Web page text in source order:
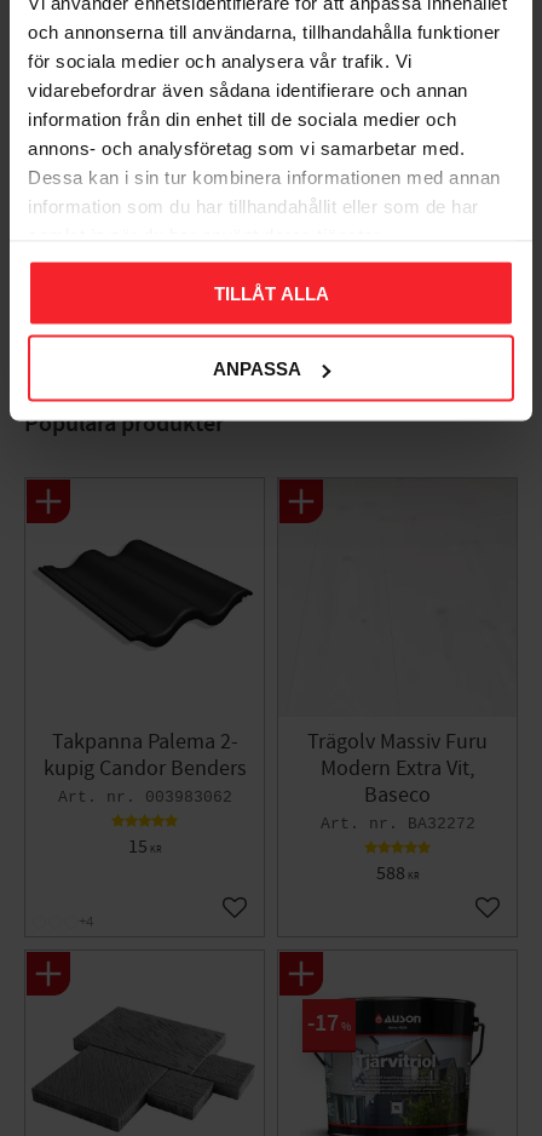
och annonserna till användarna, tillhandahålla funktioner
för sociala medier och analysera vår trafik. Vi
vidarebefordrar även sådana identifierare och annan
information från din enhet till de sociala medier och
annons- och analysföretag som vi samarbetar med.
Dessa kan i sin tur kombinera informationen med annan
information som du har tillhandahållit eller som de har
TILLÅT ALLA
ANPASSA
Du
Populära produkter
Takpanna Palema 2-
kupig Candor Benders
003983062
15 KR
Lägg till i favoriter
+4
Trägolv Massiv Furu
Modern Extra Vit,
Baseco
BA32272
588 KR
Lägg
17 %